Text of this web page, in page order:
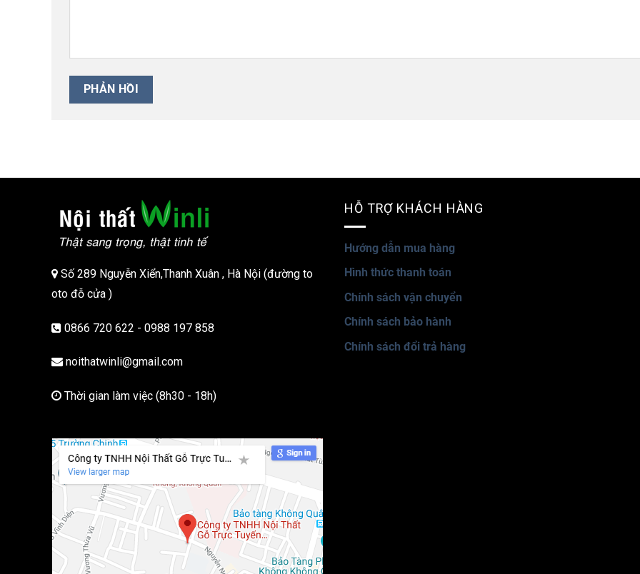
Số 289 Nguyễn Xiển,Thanh Xuân , Hà Nội (đường to
oto đỗ cửa )
0866 720 622 - 0988 197 858
noithatwinli@gmail.com
Thời gian làm việc (8h30 - 18h)
HỖ TRỢ KHÁCH HÀNG
Hướng dẫn mua hàng
Hình thức thanh toán
Chính sách vận chuyển
Chính sách bảo hành
Chính sách đổi trả hàng